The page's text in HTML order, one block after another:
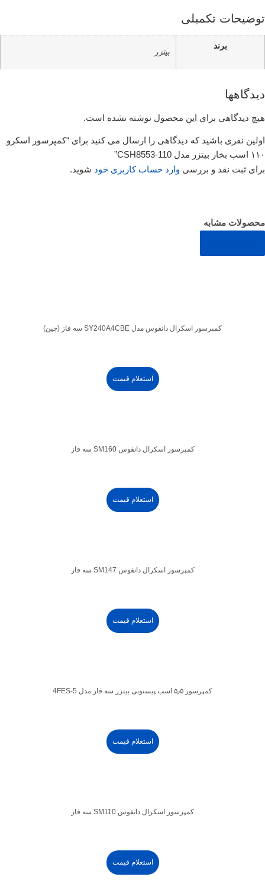
توضیحات تکمیلی
برند
بیتزر
دیدگاهها
هیچ دیدگاهی برای این محصول نوشته نشده است.
اولین نفری باشید که دیدگاهی را ارسال می کنید برای “کمپرسور اسکرو
۱۱۰ اسب بخار بیتزر مدل CSH8553-110”
برای ثبت نقد و بررسی وارد حساب کاربری خود شوید.
محصولات مشابه
کمپرسور اسکرال دانفوس مدل SY240A4CBE سه فاز (چین)
استعلام قیمت
کمپرسور اسکرال دانفوس SM160 سه فاز
استعلام قیمت
کمپرسور اسکرال دانفوس SM147 سه فاز
استعلام قیمت
کمپرسور ۵٫۵ اسب پیستونی بیتزر سه فاز مدل 4FES-5
استعلام قیمت
کمپرسور اسکرال دانفوس SM110 سه فاز
استعلام قیمت